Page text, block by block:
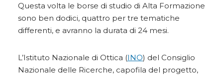
Questa volta le borse di studio di Alta Formazione
sono ben dodici, quattro per tre tematiche
differenti, e avranno la durata di 24 mesi.
L’Istituto Nazionale di Ottica (INO) del Consiglio
Nazionale delle Ricerche, capofila del progetto,